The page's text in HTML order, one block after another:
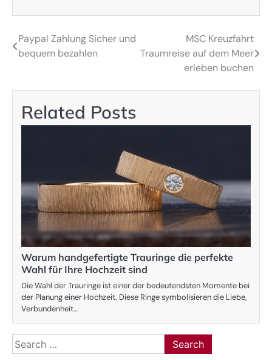
Post
navigation
Paypal Zahlung Sicher und
bequem bezahlen
MSC Kreuzfahrt
Traumreise auf dem Meer
erleben buchen
Related Posts
Warum handgefertigte Trauringe die perfekte
Wahl für Ihre Hochzeit sind
Die Wahl der Trauringe ist einer der bedeutendsten Momente bei
der Planung einer Hochzeit. Diese Ringe symbolisieren die Liebe,
Verbundenheit…
Search
for: